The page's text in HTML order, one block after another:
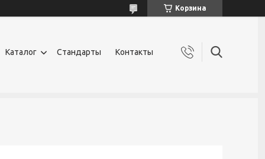
Корзина
Каталог Стандарты Контакты